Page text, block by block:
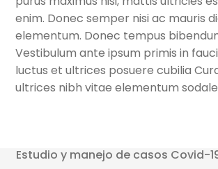
enim. Donec semper nisi ac mauris
elementum. Donec tempus
Vestibulum ante ipsum primis in
luctus et ultrices posuere cubilia
ultrices nibh vitae elementum
Estudio y manejo de casos Covid-